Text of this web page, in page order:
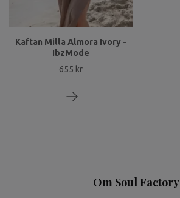
Kaftan Milla Almora Ivory -
IbzMode
655 kr
Om Soul Factory